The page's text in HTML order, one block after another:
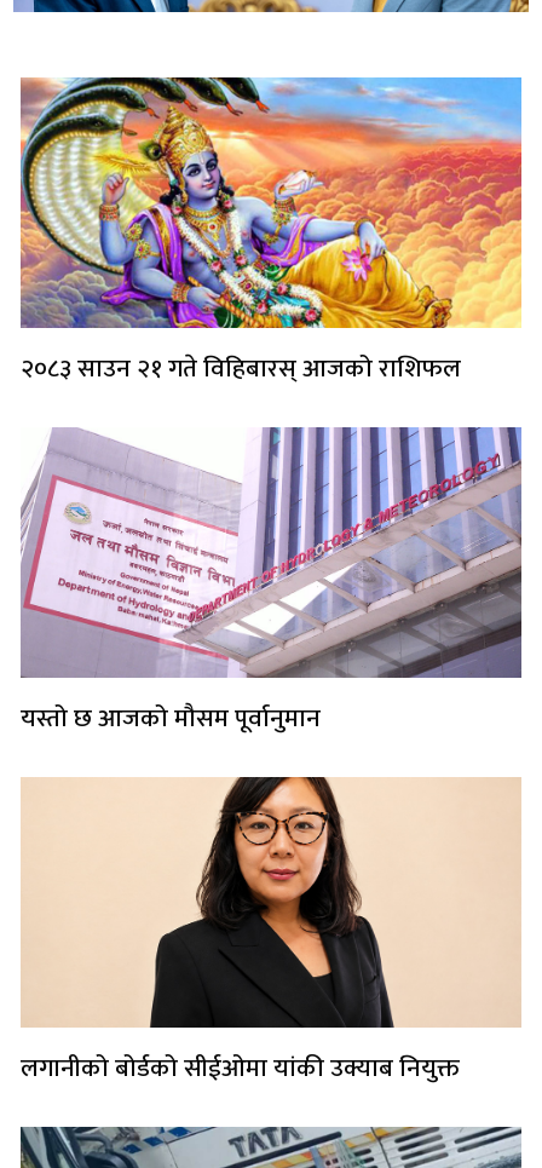
२०८३ साउन २१ गते विहिबारस् आजको राशिफल
यस्तो छ आजको मौसम पूर्वानुमान
लगानीको बोर्डको सीईओमा यांकी उक्याब नियुक्त